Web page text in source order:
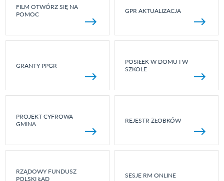
FILM OTWÓRZ SIĘ NA
POMOC
GPR AKTUALIZACJA
GRANTY PPGR
POSIŁEK W DOMU I W
SZKOLE
PROJEKT CYFROWA
GMINA
REJESTR ŻŁOBKÓW
RZĄDOWY FUNDUSZ
POLSKI ŁAD
SESJE RM ONLINE